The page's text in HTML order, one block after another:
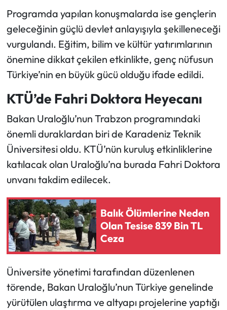
Programda yapılan konuşmalarda ise gençlerin
geleceğinin güçlü devlet anlayışıyla şekilleneceği
vurgulandı. Eğitim, bilim ve kültür yatırımlarının
önemine dikkat çekilen etkinlikte, genç nüfusun
Türkiye’nin en büyük gücü olduğu ifade edildi.
KTÜ’de Fahri Doktora Heyecanı
Bakan Uraloğlu’nun Trabzon programındaki
önemli duraklardan biri de Karadeniz Teknik
Üniversitesi oldu. KTÜ’nün kuruluş etkinliklerine
katılacak olan Uraloğlu’na burada Fahri Doktora
unvanı takdim edilecek.
Balık Ölümlerine Neden
Olan Tesise 839 Bin TL
Ceza
Üniversite yönetimi tarafından düzenlenen
törende, Bakan Uraloğlu’nun Türkiye genelinde
yürütülen ulaştırma ve altyapı projelerine yaptığı